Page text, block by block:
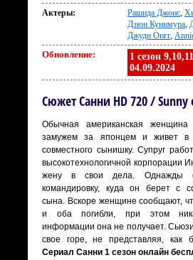
Актеры:
Рашида Джонс,
Дзюн Кунимура,
Джуди Онгг,
Обновление:
1 сезон
04.09.2024
Сюжет Санни HD 720 / Sunny
Обычная американская
замужем за японцем и живет в
совместного сынишку. Супруг
высокотехнологичной корпорации
жену в свои дела. Однажды
командировку, куда он берет с
сына. Вскоре женщине сообщают,
и оба погибли, при этом
информации она не получает.
свое горе, не представляя, как
Сериал Санни 1 сезон онлайн